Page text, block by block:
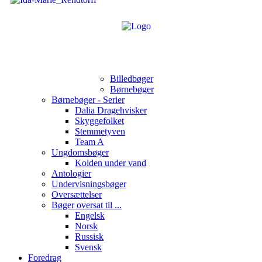
Billedbøger
Børnebøger
Børnebøger - Serier
Dalia Dragehvisker
Skyggefolket
Stemmetyven
Team A
Ungdomsbøger
Kolden under vand
Antologier
Undervisningsbøger
Oversættelser
Bøger oversat til ...
Engelsk
Norsk
Russisk
Svensk
Foredrag